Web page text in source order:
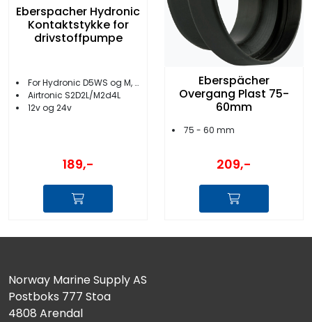
Eberspacher Hydronic
Kontaktstykke for
drivstoffpumpe
For Hydronic D5WS og M, HS3
Airtronic S2D2L/M2d4L
12v og 24v
189,-
Eberspächer
Overgang Plast 75-
60mm
75 - 60 mm
209,-
Norway Marine Supply AS
Postboks 777 Stoa
4808 Arendal